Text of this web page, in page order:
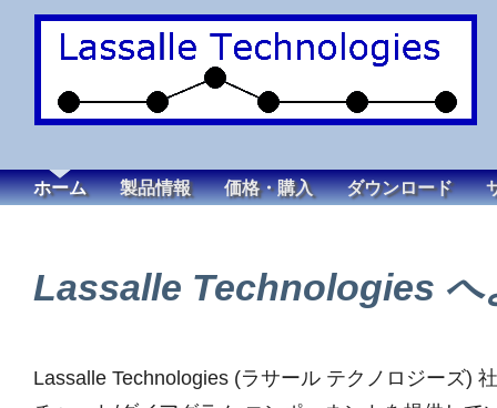
ホーム 製品情報 価格・購入 ダウンロード
Lassalle Technologies へ
Lassalle Technologies (ラサール テクノロジーズ)